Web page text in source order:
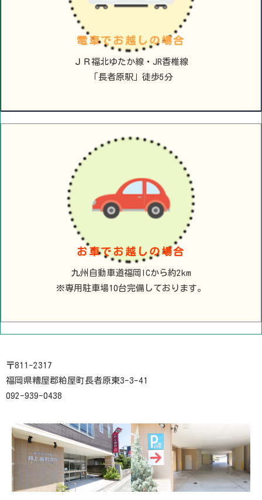
電車でお越しの場合
ＪＲ福北ゆたか線・JR香椎線
「長者原駅」徒歩5分
お車でお越しの場合
九州自動車道福岡ICから約2km
※専用駐車場10台完備しております。
〒811-2317
福岡県糟屋郡粕屋町長者原東3-3-41
092-939-0438